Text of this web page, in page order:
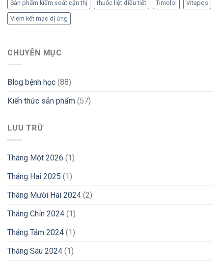
Sản phẩm kiểm soát cận thị thuốc liệt điều tiết Timolol Vitapos
Viêm kết mạc dị ứng
CHUYÊN MỤC
Blog bệnh học (88)
Kiến thức sản phẩm (57)
LƯU TRỮ
Tháng Một 2026 (1)
Tháng Hai 2025 (1)
Tháng Mười Hai 2024 (2)
Tháng Chín 2024 (1)
Tháng Tám 2024 (1)
Tháng Sáu 2024 (1)